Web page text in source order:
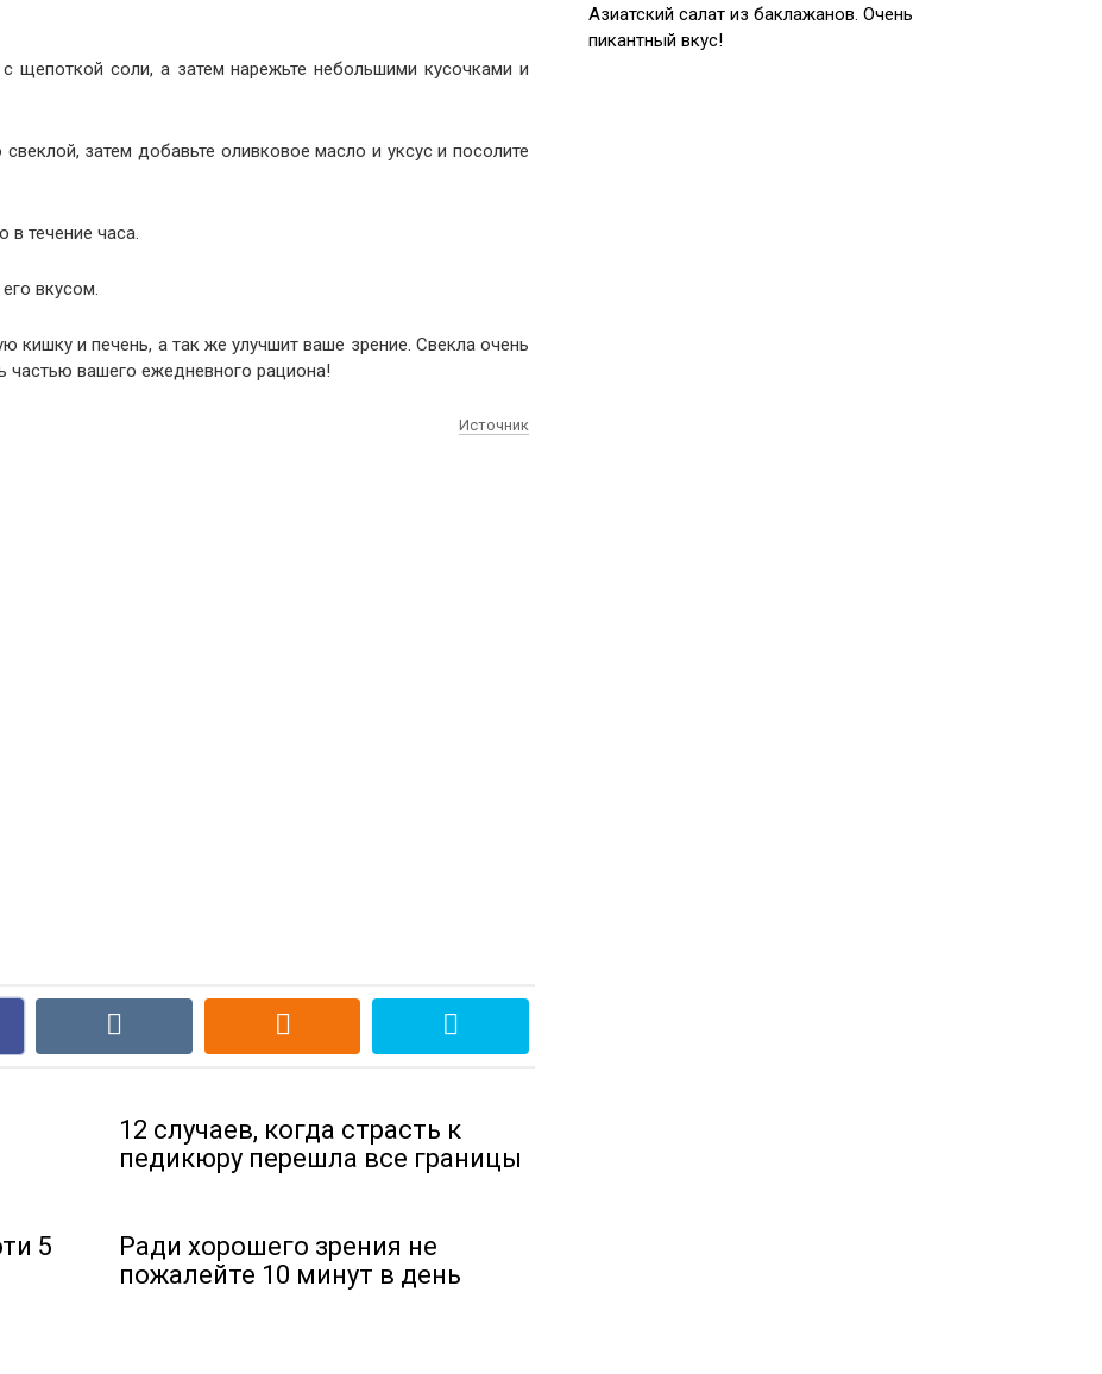
щепоткой соли, а затем нарежьте небольшими кусочками и
затем добавьте оливковое масло и уксус и посолите
в течение часа.
вкусом.
кишку и печень, а так же улучшит ваше зрение. Свекла очень
частью вашего ежедневного рациона!
Источник
12 случаев, когда страсть к
педикюру перешла все границы
5
Ради хорошего зрения не
пожалейте 10 минут в день
Азиатский салат из баклажанов. Очень
пикантный вкус!